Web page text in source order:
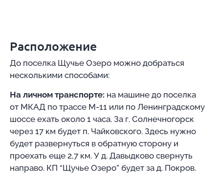
Расположение
До поселка Щучье Озеро можно добраться
несколькими способами:
На личном транспорте: на машине до поселка
от МКАД по трассе М-11 или по Ленинградскому
шоссе ехать около 1 часа. За г. Солнечногорск
через 17 км будет п. Чайковского. Здесь нужно
будет развернуться в обратную сторону и
проехать еще 2,7 км. У д. Давыдково свернуть
направо. КП “Щучье Озеро” будет за д. Покров.